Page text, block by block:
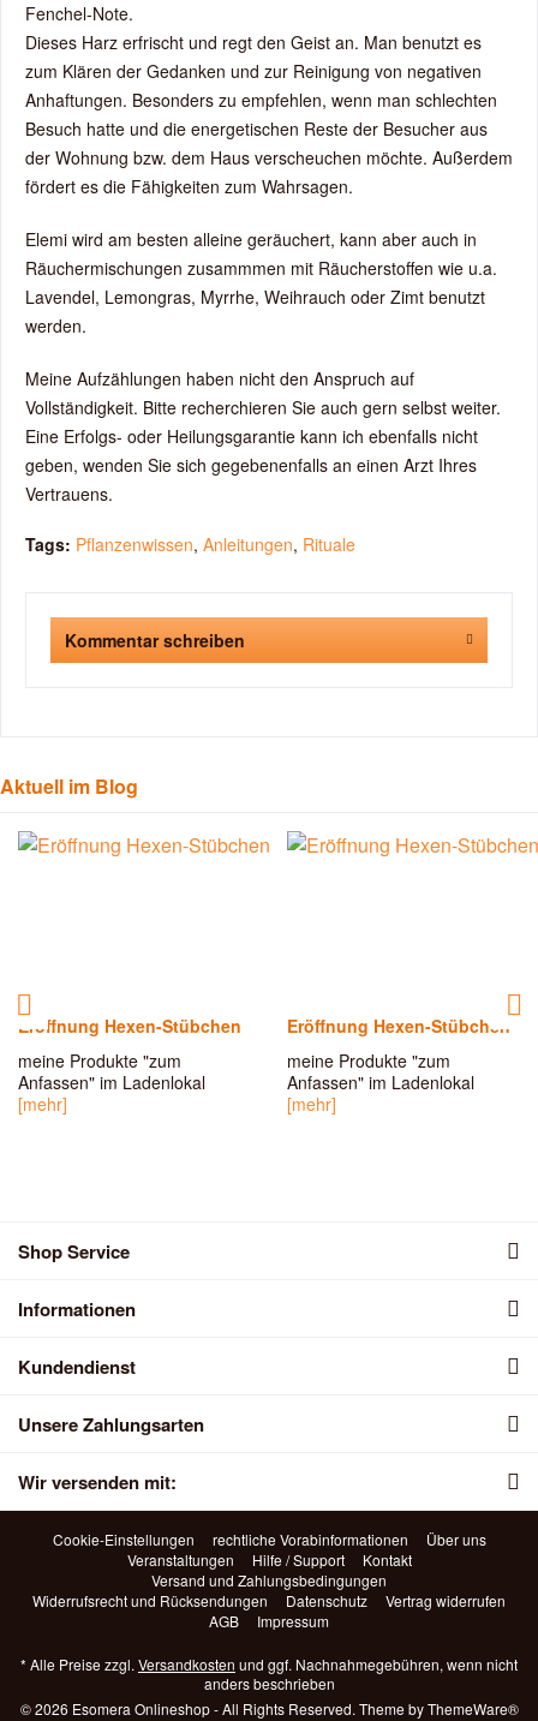
Fenchel-Note.
Dieses Harz erfrischt und regt den Geist an. Man benutzt es
zum Klären der Gedanken und zur Reinigung von negativen
Anhaftungen. Besonders zu empfehlen, wenn man schlechten
Besuch hatte und die energetischen Reste der Besucher aus
der Wohnung bzw. dem Haus verscheuchen möchte. Außerdem
fördert es die Fähigkeiten zum Wahrsagen.
Elemi wird am besten alleine geräuchert, kann aber auch in
Räuchermischungen zusammmen mit Räucherstoffen wie u.a.
Lavendel, Lemongras, Myrrhe, Weihrauch oder Zimt benutzt
werden.
Meine Aufzählungen haben nicht den Anspruch auf
Vollständigkeit. Bitte recherchieren Sie auch gern selbst weiter.
Eine Erfolgs- oder Heilungsgarantie kann ich ebenfalls nicht
geben, wenden Sie sich gegebenenfalls an einen Arzt Ihres
Vertrauens.
Tags: Pflanzenwissen, Anleitungen, Rituale
Kommentar schreiben
Aktuell im Blog
Eröffnung Hexen-Stübchen
meine Produkte "zum
Anfassen" im Ladenlokal
[mehr]
Eröffnung Hexen-Stübchen
meine Produkte "zum
Anfassen" im Ladenlokal
[mehr]
Shop Service
Informationen
Kundendienst
Unsere Zahlungsarten
Wir versenden mit:
Cookie-Einstellungen rechtliche Vorabinformationen
Über uns
Veranstaltungen
Hilfe / Support
Kontakt
Versand und Zahlungsbedingungen
Widerrufsrecht und Rücksendungen
Datenschutz
Vertrag widerrufen
AGB
Impressum
* Alle Preise zzgl. Versandkosten und ggf. Nachnahmegebühren, wenn nicht
anders beschrieben
© 2026 Esomera Onlineshop - All Rights Reserved. Theme byThemeWare®